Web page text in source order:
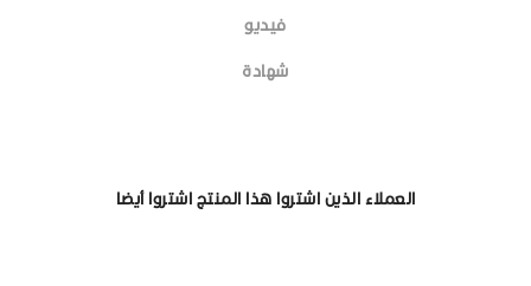
فيديو
شهادة
العملاء الذين اشتروا هذا المنتج اشتروا أيضا